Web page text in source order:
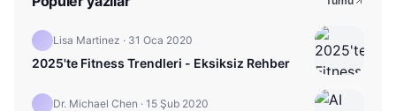
Lisa Martinez · 31 Oca 2020
2025'te Fitness Trendleri - Eksiksiz Rehber
Dr. Michael Chen · 15 Şub 2020